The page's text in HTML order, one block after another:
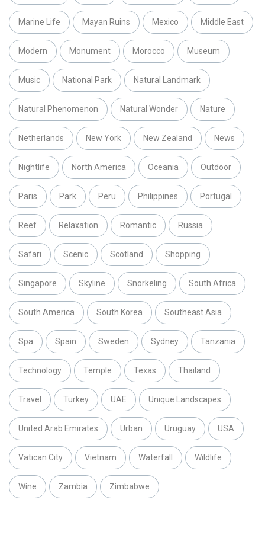
Marine Life Mayan Ruins Mexico Middle East
Modern Monument Morocco Museum
Music National Park Natural Landmark
Natural Phenomenon Natural Wonder Nature
Netherlands New York New Zealand News
Nightlife North America Oceania Outdoor
Paris Park Peru Philippines Portugal
Reef Relaxation Romantic Russia
Safari Scenic Scotland Shopping
Singapore Skyline Snorkeling South Africa
South America South Korea Southeast Asia
Spa Spain Sweden Sydney Tanzania
Technology Temple Texas Thailand
Travel Turkey UAE Unique Landscapes
United Arab Emirates Urban Uruguay USA
Vatican City Vietnam Waterfall Wildlife
Wine Zambia Zimbabwe